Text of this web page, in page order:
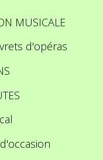
MUSICALE
d'opéras